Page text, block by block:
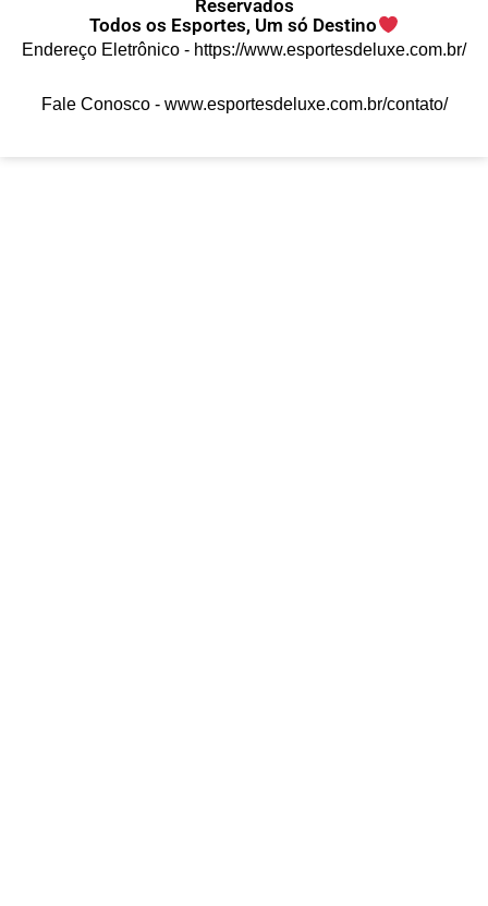
Reservados
Todos os Esportes, Um só Destino
Endereço Eletrônico - https://www.esportesdeluxe.com.br/
Fale Conosco - www.esportesdeluxe.com.br/contato/